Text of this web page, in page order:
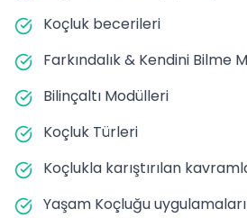
Koçluk becerileri
Farkındalık & Kendini Bilme
Bilinçaltı Modülleri
Koçluk Türleri
Koçlukla karıştırılan
Yaşam Koçluğu